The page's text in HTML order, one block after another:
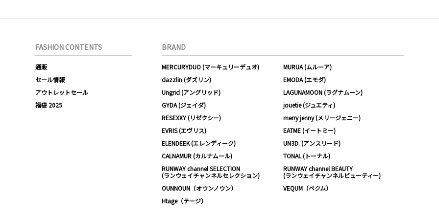
FASHION CONTENTS
通販
セール情報
アウトレットセール
福袋 2025
BRAND
MERCURYDUO (マーキュリーデュオ)
MURUA (ムルーア)
dazzlin (ダズリン)
EMODA (エモダ)
Ungrid (アングリッド)
LAGUNAMOON (ラグナムーン)
GYDA (ジェイダ)
jouetie (ジュエティ)
RESEXXY (リゼクシー)
merry jenny (メリージェニー)
EVRIS (エヴリス)
EATME (イートミー)
ELENDEEK (エレンディーク)
UN3D. (アンスリード)
CALNAMUR (カルナムール)
TONAL (トーナル)
RUNWAY channel SELECTION
(ランウェイチャンネルセレクション)
RUNWAY channel BEAUTY
(ランウェイチャンネルビューティー)
OUNNOUN（オウンノウン）
VEQUM（ベクム）
Htage（テージ）